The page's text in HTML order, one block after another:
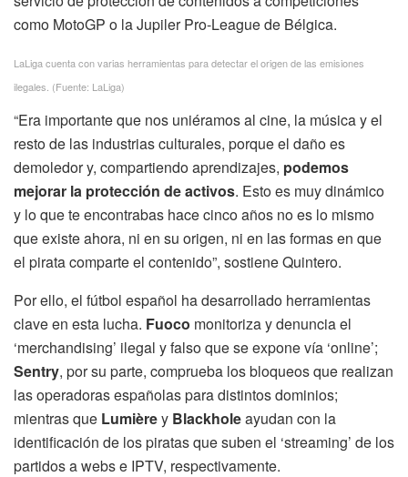
como MotoGP o la Jupiler Pro-League de Bélgica.
LaLiga cuenta con varias herramientas para detectar el origen de las emisiones
ilegales. (Fuente: LaLiga)
“Era importante que nos uniéramos al cine, la música y el
resto de las industrias culturales, porque el daño es
demoledor y, compartiendo aprendizajes, podemos
mejorar la protección de activos. Esto es muy dinámico
y lo que te encontrabas hace cinco años no es lo mismo
que existe ahora, ni en su origen, ni en las formas en que
el pirata comparte el contenido”, sostiene Quintero.
Por ello, el fútbol español ha desarrollado herramientas
clave en esta lucha. Fuoco monitoriza y denuncia el
‘merchandising’ ilegal y falso que se expone vía ‘online’;
Sentry, por su parte, comprueba los bloqueos que realizan
las operadoras españolas para distintos dominios;
mientras que Lumièrey Blackholeayudan con la
identificación de los piratas que suben el ‘streaming’ de los
partidos a webs e IPTV, respectivamente.